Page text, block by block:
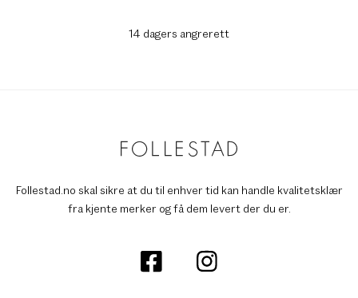
14 dagers angrerett
Follestad.no skal sikre at du til enhver tid kan handle kvalitetsklær
fra kjente merker og få dem levert der du er.